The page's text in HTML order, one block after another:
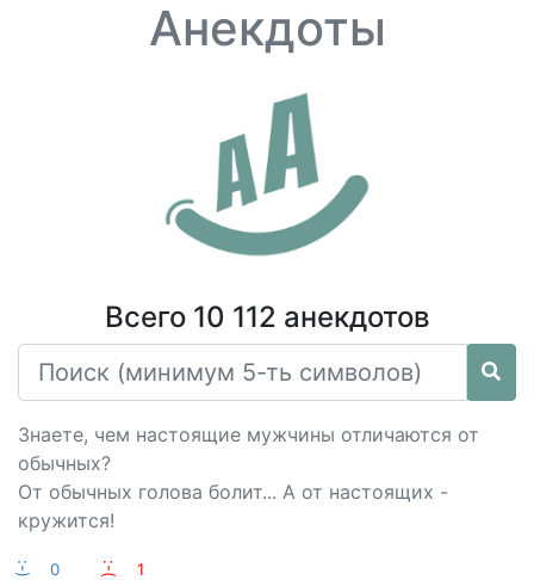
Анекдоты
Всего 10 112 анекдотов
Знаете, чем настоящие мужчины отличаются от
обычных?
От обычных голова болит... А от настоящих -
кружится!
:-) 0 :-(
1